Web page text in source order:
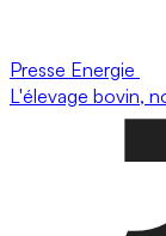
Presse Energie
L'élevage bovin,